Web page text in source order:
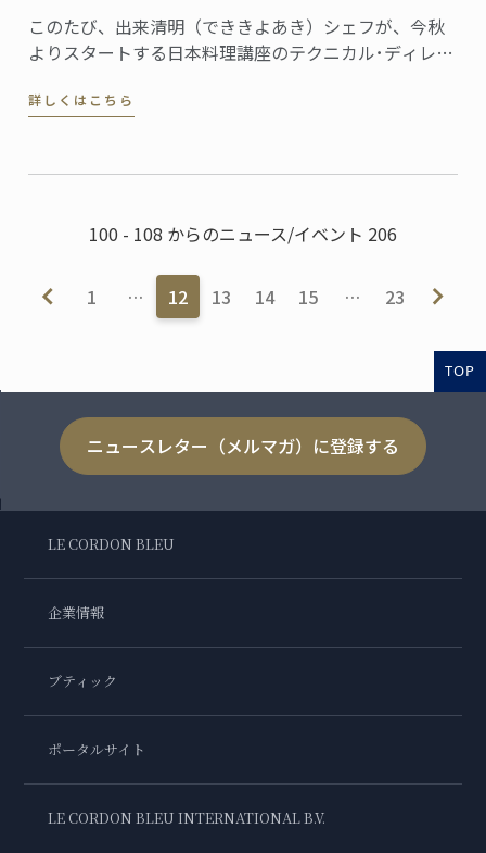
このたび、出来清明（でききよあき）シェフが、今秋
よりスタートする日本料理講座のテクニカル･ディレク
詳しくはこちら
100 - 108 からのニュース/イベント 206
1 … 12 13 14 15 … 23
TOP
ニュースレター（メルマガ）に登録する
LE CORDON BLEU
企業情報
ブティック
ポータルサイト
LE CORDON BLEU INTERNATIONAL B.V.